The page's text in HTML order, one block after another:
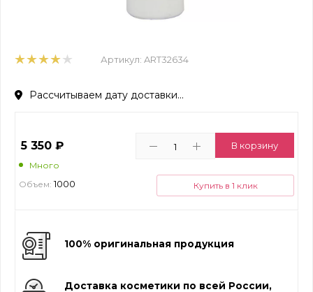
Артикул: ART32634
Рассчитываем дату доставки...
5 350 ₽
Много
Объем: 1000
В корзину
Купить в 1 клик
100% оригинальная продукция
Доставка косметики по всей России,